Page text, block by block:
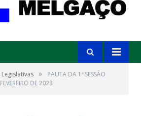
»
PAUTA DA 1ª SESSÃO
DE 2023